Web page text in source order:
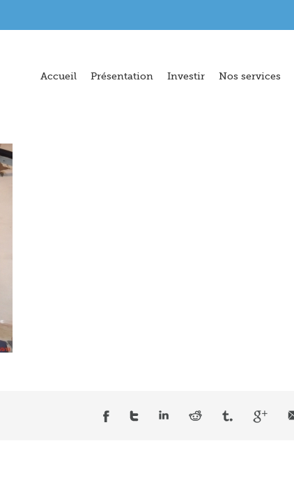
Accueil Présentation Investir Nos services